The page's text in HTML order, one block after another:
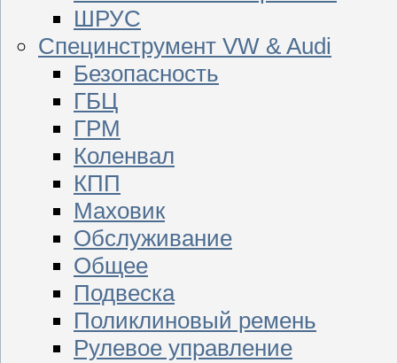
ШРУС
Специнструмент VW & Audi
Безопасность
ГБЦ
ГРМ
Коленвал
КПП
Маховик
Обслуживание
Общее
Подвеска
Поликлиновый ремень
Рулевое управление